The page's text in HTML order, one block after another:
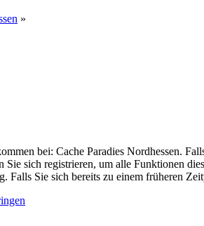
»
bei: Cache Paradies Nordhessen.
Sie sich registrieren, um alle Funktionen
Falls Sie sich bereits zu einem früheren